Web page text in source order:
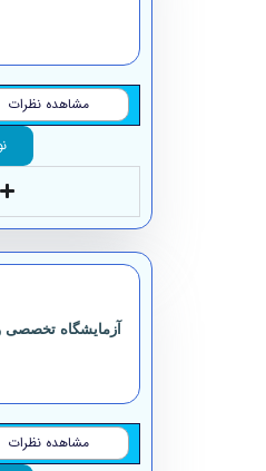
مشاهده نظرات
آزمایشگاه تخصصی
مشاهده نظرات